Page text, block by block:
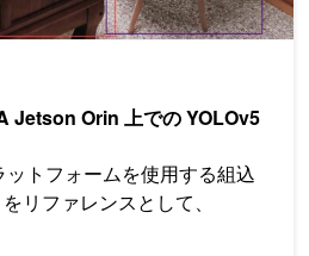
Jetson Orin 上での YOLOv5
トフォームを使用する組込
リファレンスとして、